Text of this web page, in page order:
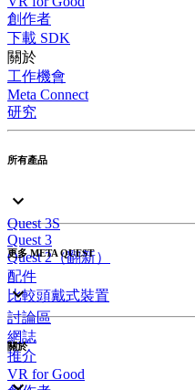
創作者
下載 SDK
關於
工作機會
Meta Connect
研究
所有產品
Quest 3S
Quest 3
Quest 2（翻新）
配件
比較頭戴式裝置
更多 META QUEST
討論區
網誌
推介
VR for Good
關於